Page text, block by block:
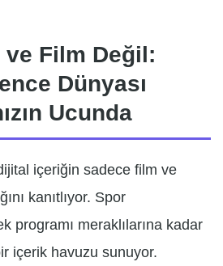
ve Film Değil:
Dünyası
Ucunda
içeriğin sadece film ve
kanıtlıyor. Spor
programı meraklılarına kadar
içerik havuzu sunuyor.